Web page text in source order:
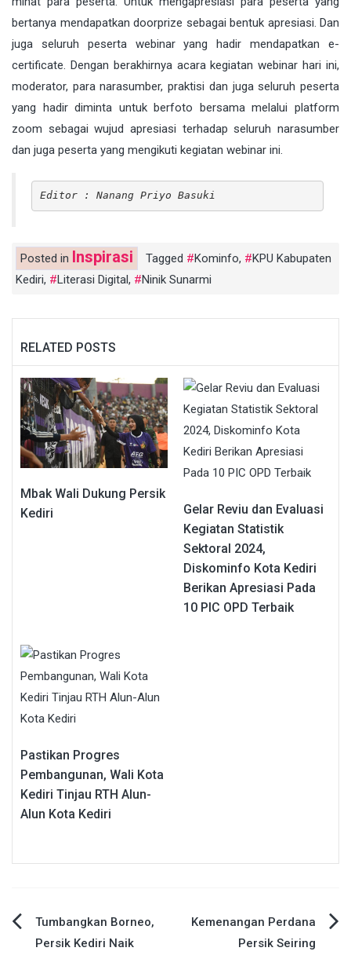
bertanya mendapatkan doorprize sebagai bentuk apresiasi. Dan
juga seluruh peserta webinar yang hadir mendapatkan e-
certificate. Dengan berakhirnya acara kegiatan webinar hari ini,
moderator, para narasumber, praktisi dan juga seluruh peserta
yang hadir diminta untuk berfoto bersama melalui platform
zoom sebagai wujud apresiasi terhadap seluruh narasumber
dan juga peserta yang mengikuti kegiatan webinar ini.
Editor : Nanang Priyo Basuki
Posted in Inspirasi Tagged Kominfo,
KPU Kabupaten
Kediri, Literasi Digital, Ninik Sunarmi
RELATED POSTS
Mbak Wali Dukung Persik
Kediri
Gelar Reviu dan Evaluasi
Kegiatan Statistik
Sektoral 2024,
Diskominfo Kota Kediri
Berikan Apresiasi Pada
10 PIC OPD Terbaik
Pastikan Progres
Pembangunan, Wali Kota
Kediri Tinjau RTH Alun-
Alun Kota Kediri
Navigasi
Tumbangkan Borneo,
Persik Kediri Naik
Kemenangan Perdana
Persik Seiring